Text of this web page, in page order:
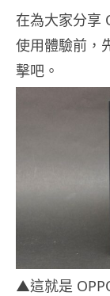
在為大家分享
使用體驗前，
擊吧。
▲這就是